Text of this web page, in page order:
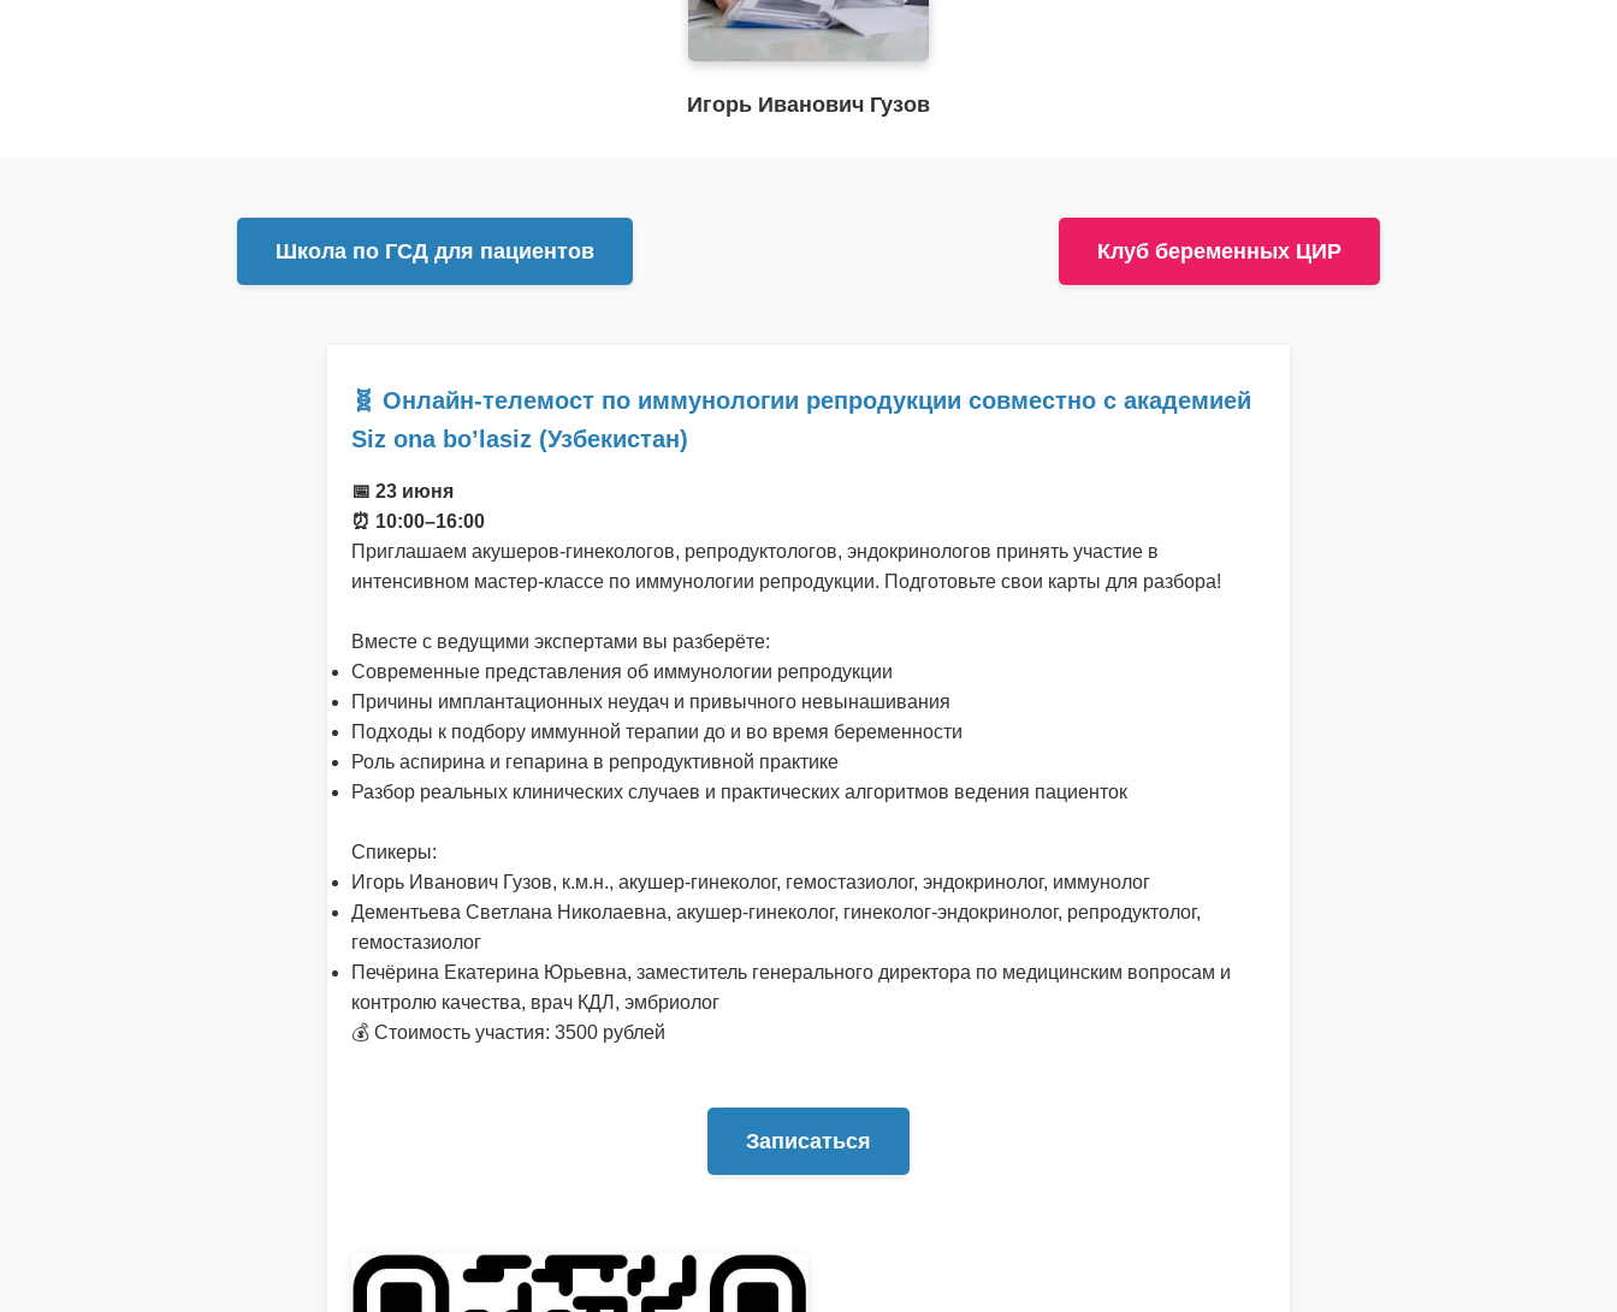
Игорь Иванович Гузов
Школа по ГСД для пациентов Клуб беременных ЦИР
🧬 Онлайн-телемост по иммунологии репродукции совместно с академией
Siz ona bo’lasiz (Узбекистан)
📅 23 июня
⏰ 10:00–16:00
Приглашаем акушеров-гинекологов, репродуктологов, эндокринологов принять участие в
интенсивном мастер-классе по иммунологии репродукции. Подготовьте свои карты для разбора!
Вместе с ведущими экспертами вы разберёте:
Современные представления об иммунологии репродукции
Причины имплантационных неудач и привычного невынашивания
Подходы к подбору иммунной терапии до и во время беременности
Роль аспирина и гепарина в репродуктивной практике
Разбор реальных клинических случаев и практических алгоритмов ведения пациенток
Спикеры:
Игорь Иванович Гузов, к.м.н., акушер-гинеколог, гемостазиолог, эндокринолог, иммунолог
Дементьева Светлана Николаевна, акушер-гинеколог, гинеколог-эндокринолог, репродуктолог,
гемостазиолог
Печёрина Екатерина Юрьевна, заместитель генерального директора по медицинским вопросам и
контролю качества, врач КДЛ, эмбриолог
💰 Стоимость участия: 3500 рублей
Записаться